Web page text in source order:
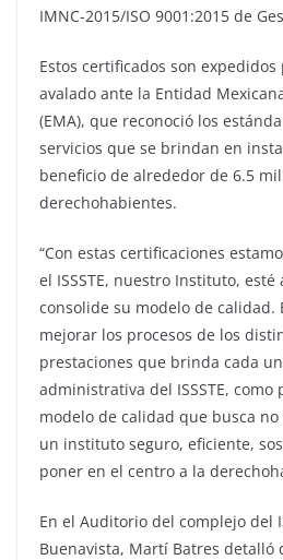
IMNC-2015/ISO 9001:2015 de
Estos certificados son
avalado ante la Entidad
(EMA), que reconoció los
servicios que se brindan en
beneficio de alrededor de 6.5
derechohabientes.
“Con estas certificaciones
el ISSSTE, nuestro Instituto,
consolide su modelo de calidad.
mejorar los procesos de los
prestaciones que brinda cada
administrativa del ISSSTE,
modelo de calidad que busca
un instituto seguro, eficiente,
poner en el centro a la
En el Auditorio del complejo del
Buenavista, Martí Batres detalló